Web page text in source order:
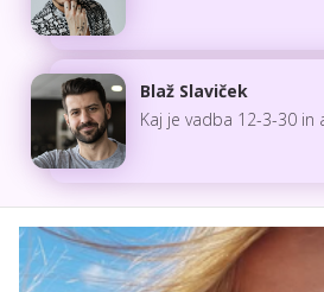
Blaž Slaviček
Kaj je vadba 12-3-30 in